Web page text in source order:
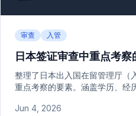
审查 入管
日本签证审查中重点考察
整理了日本出入国在留管理厅（
重点考察的要素。涵盖学历、经
权审查要点。
Jun 4, 2026